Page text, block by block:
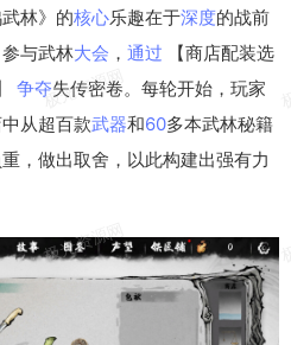
武林》的核心乐趣在于深度的战前
与武林大会 ， 通过 【商店配装选
争夺失传密卷。每轮开始，玩家
从超百款武器和60多本武林秘籍
，做出取舍，以此构建出强有力